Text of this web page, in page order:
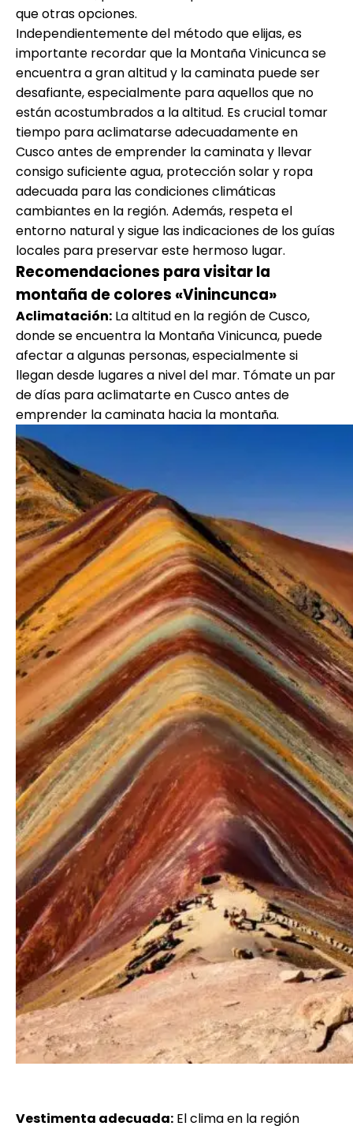
que otras opciones.
Independientemente del método que elijas, es
importante recordar que la Montaña Vinicunca se
encuentra a gran altitud y la caminata puede ser
desafiante, especialmente para aquellos que no
están acostumbrados a la altitud. Es crucial tomar
tiempo para aclimatarse adecuadamente en
Cusco antes de emprender la caminata y llevar
consigo suficiente agua, protección solar y ropa
adecuada para las condiciones climáticas
cambiantes en la región. Además, respeta el
entorno natural y sigue las indicaciones de los guías
locales para preservar este hermoso lugar.
Recomendaciones para visitar la
montaña de colores «Vinincunca»
Aclimatación: La altitud en la región de Cusco,
donde se encuentra la Montaña Vinicunca, puede
afectar a algunas personas, especialmente si
llegan desde lugares a nivel del mar. Tómate un par
de días para aclimatarte en Cusco antes de
emprender la caminata hacia la montaña.
Vestimenta adecuada: El clima en la región